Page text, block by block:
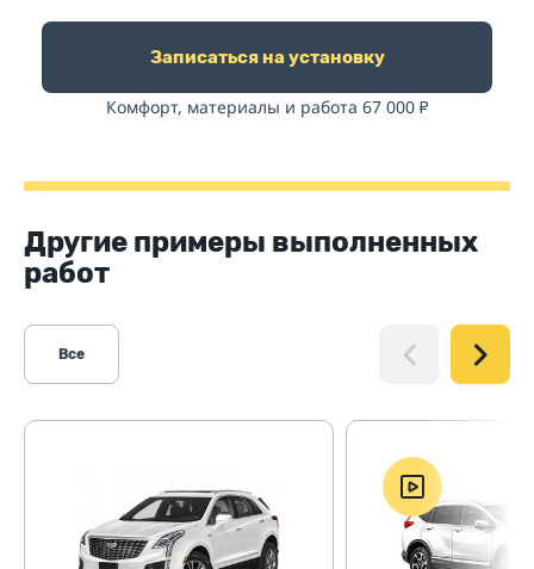
Записаться на установку
Комфорт, материалы и работа 67 000 ₽
Другие примеры выполненных
работ
Все